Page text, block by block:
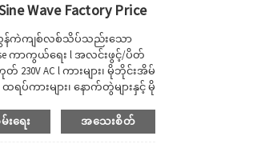
Wave Factory Price
း- l လွန်ကဲကျစ်လစ်သိပ်သည်းသော
ကာကွယ်ရေး l အလင်းဖွင့်/ပိတ်
AC l ကားများ၊ မိုဘိုင်းအိမ်
ထရပ်ကားများ၊ နောက်တွဲများနှင့် မို
းရေး အသေးစိတ်